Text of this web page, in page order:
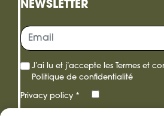
carte
cadeau
NEWSLETTER
J’ai lu et j’accepte les Termes et
Politique de confidentialité
Privacy policy *